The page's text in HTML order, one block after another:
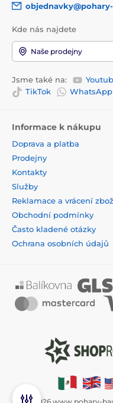
Kde nás najdete
Naše prodejny
Jsme také na:
TikTok
WhatsApp
Informace k nákupu
Doprava a platba
Prodejny
Kontakty
Služby
Reklamace a vrácení
Obchodní podmínky
Často kladené otázky
Ochrana osobních údajů